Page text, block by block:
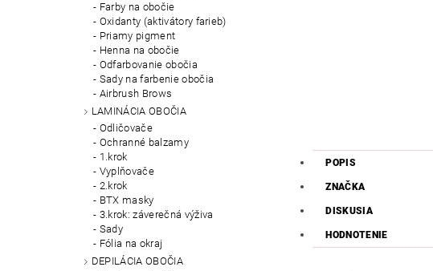
Farby na obočie
Oxidanty (aktivátory farieb)
Priamy pigment
Henna na obočie
Odfarbovanie obočia
Sady na farbenie obočia
Airbrush Brows
LAMINÁCIA OBOČIA
Odličovače
Ochranné balzamy
1.krok
Vyplňovače
2.krok
BTX masky
3.krok: záverečná výživa
Sady
Fólia na okraj
DEPILÁCIA OBOČIA
POPIS
ZNAČKA
DISKUSIA
HODNOTENIE